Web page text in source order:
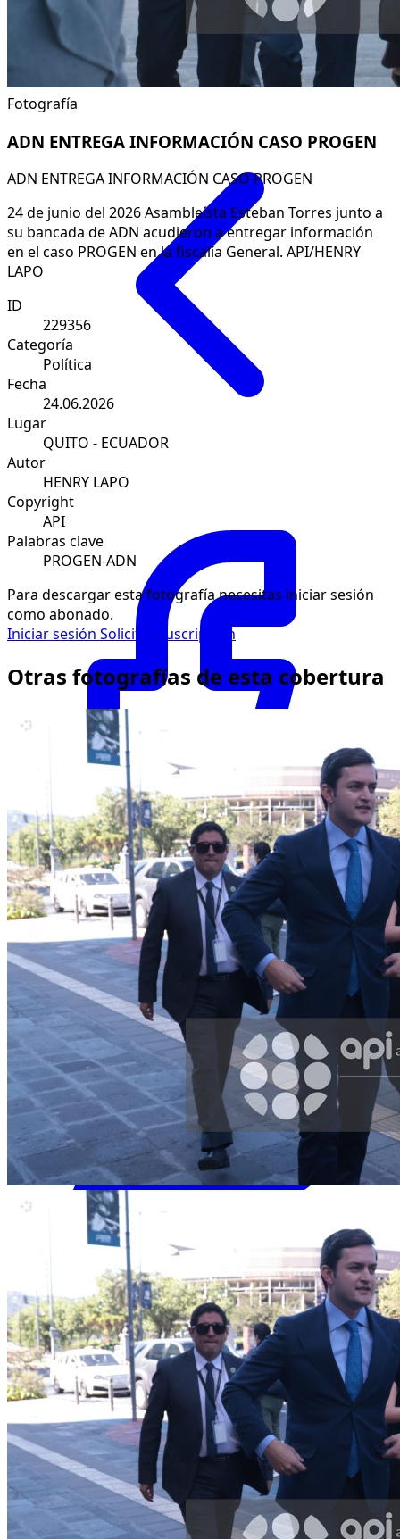
Facebook
WhatsApp
Fotografía
ADN ENTREGA INFORMACIÓN CASO PROGEN
ADN ENTREGA INFORMACIÓN CASO PROGEN
24 de junio del 2026 Asambleísta Esteban Torres junto a
su bancada de ADN acudieron a entregar información
en el caso PROGEN en la fiscalía General. API/HENRY
LAPO
ID
229356
Categoría
Política
Fecha
24.06.2026
Lugar
QUITO - ECUADOR
Autor
HENRY LAPO
Copyright
API
Palabras clave
PROGEN-ADN
Para descargar esta fotografía necesitas iniciar sesión
como abonado.
Iniciar sesión Solicitar suscripción
Otras fotografías de esta cobertura